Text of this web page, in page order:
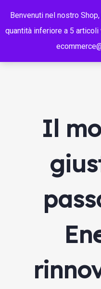
Il
Benvenuti nel nostro
quantità inferiore a 5